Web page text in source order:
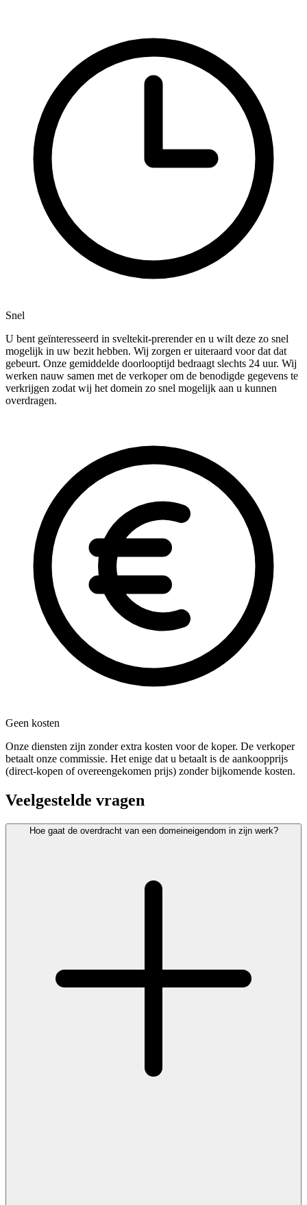
Snel
U bent geïnteresseerd in sveltekit-prerender en u wilt deze zo snel
mogelijk in uw bezit hebben. Wij zorgen er uiteraard voor dat dat
gebeurt. Onze gemiddelde doorlooptijd bedraagt slechts 24 uur. Wij
werken nauw samen met de verkoper om de benodigde gegevens te
verkrijgen zodat wij het domein zo snel mogelijk aan u kunnen
overdragen.
Geen kosten
Onze diensten zijn zonder extra kosten voor de koper. De verkoper
betaalt onze commissie. Het enige dat u betaalt is de aankoopprijs
(direct-kopen of overeengekomen prijs) zonder bijkomende kosten.
Veelgestelde vragen
Hoe gaat de overdracht van een domeineigendom in zijn werk?